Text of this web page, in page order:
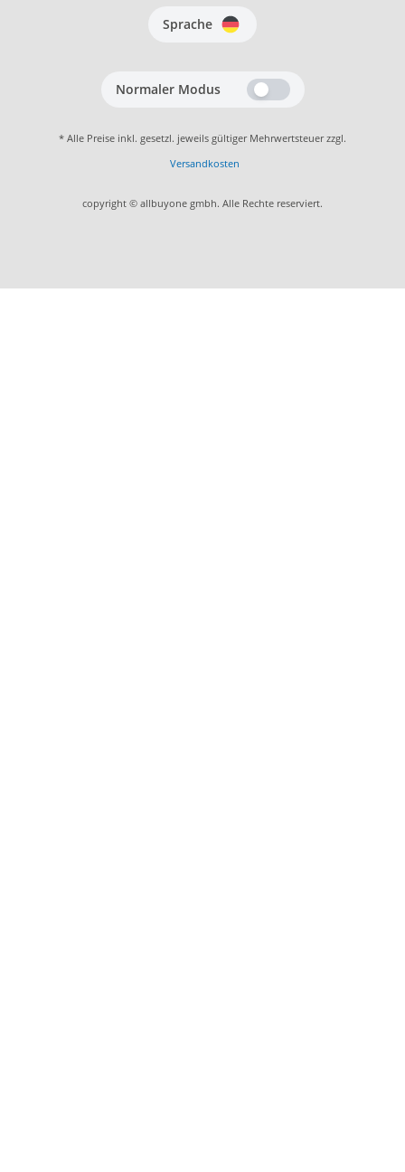
Sprache
Normaler Modus
* Alle Preise inkl. gesetzl. jeweils gültiger Mehrwertsteuer zzgl.
Versandkosten
copyright © allbuyone gmbh. Alle Rechte reserviert.